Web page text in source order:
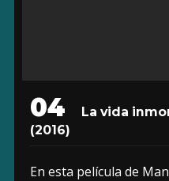
04
La vida
(2016)
En esta película de